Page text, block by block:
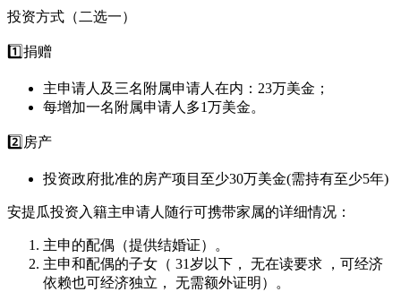
投资方式（二选一）
1️⃣捐赠
主申请人及三名附属申请人在内：23万美金；
每增加一名附属申请人多1万美金。
2️⃣房产
投资政府批准的房产项目至少30万美金(需持有至少5年)
安提瓜投资入籍主申请人随行可携带家属的详细情况：
主申的配偶（提供结婚证）。
主申和配偶的子女（ 31岁以下， 无在读要求 ，可经济
依赖也可经济独立， 无需额外证明）。